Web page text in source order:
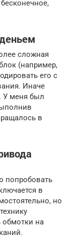
сложная
(например,
его с
Иначе
У меня был
в
попробовать
в
но
обмотки на